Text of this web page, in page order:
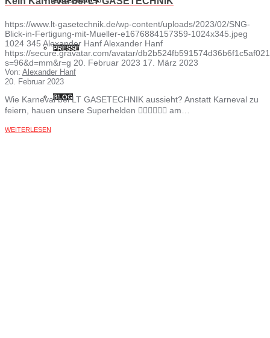
PRESSE
BLOG
https://www.lt-gasetechnik.de/wp-content/uploads/2023/02/SNG-
Blick-in-Fertigung-mit-Mueller-e1676884157359-1024x345.jpeg
1024 345 Alexander HanfAlexander Hanf
https://secure.gravatar.com/avatar/
s=96&d=mm&r=g 20. Februar 2023 17. März 2023
Von: Alexander Hanf
20. Februar 2023
Wie Karneval bei LT GASETECHNIK aussieht? Anstatt Karneval zu
feiern, hauen unsere Superhelden 🦸‍♂️🦸‍♂️🦸‍♂️ am…
WEITERLESEN